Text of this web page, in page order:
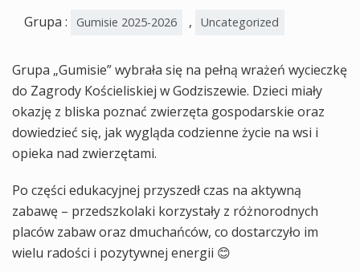
Grupa : Gumisie 2025-2026 , Uncategorized
Grupa „Gumisie” wybrała się na pełną wrażeń wycieczkę
do Zagrody Kościeliskiej w Godziszewie. Dzieci miały
okazję z bliska poznać zwierzęta gospodarskie oraz
dowiedzieć się, jak wygląda codzienne życie na wsi i
opieka nad zwierzętami.
Po części edukacyjnej przyszedł czas na aktywną
zabawę – przedszkolaki korzystały z różnorodnych
placów zabaw oraz dmuchańców, co dostarczyło im
wielu radości i pozytywnej energii 😊